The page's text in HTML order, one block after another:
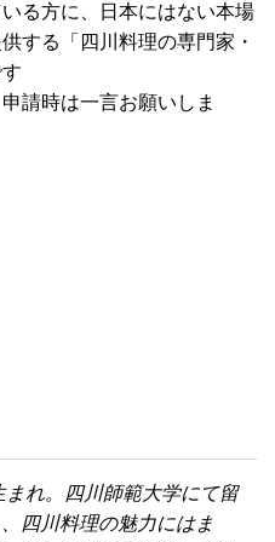
る方に、日本にはない本場
する「四川料理の専門家・
請時は一言お願いしま
れ。四川師範大学にて留
四川料理の魅力にはま